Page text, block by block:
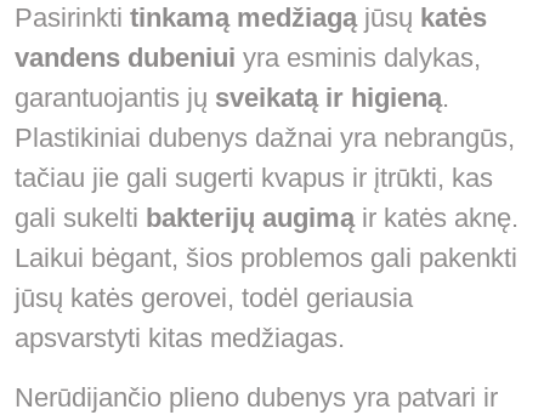
Pasirinkti tinkamą medžiagąjūsų katės
vandens dubeniui yra esminis dalykas,
garantuojantis jų sveikatą ir higieną.
Plastikiniai dubenys dažnai yra nebrangūs,
tačiau jie gali sugerti kvapus ir įtrūkti, kas
gali sukelti bakterijų augimąir katės aknę.
Laikui bėgant, šios problemos gali pakenkti
jūsų katės gerovei, todėl geriausia
apsvarstyti kitas medžiagas.
Nerūdijančio plieno dubenys yra patvari ir